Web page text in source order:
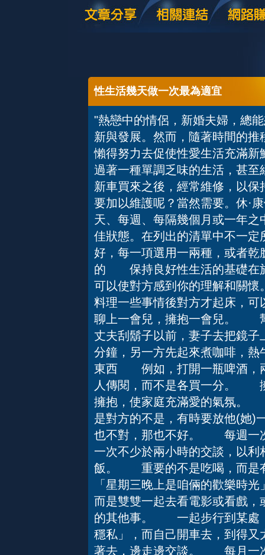
性生活幾天做一次最為適宜
"熱戀中的情侶，新婚夫婦，總
新與發展。然而，隨著時間的
懶得努力去促使性愛生活充滿
過著一種單調乏味的生活，甚
新車買來之後，經常維修，以
要加以維護呢？當然需要。休·
天、每週、每隔幾個月或一年
佳狀態。在列出的清單中不一
好，每一項選用一兩種，或者
的 保持良好性生活的基礎在
可以使對方感到你的理解和
料理一些事情後對方才起床，
聊上一會兒，擁抱一會兒。
丈夫刮鬍子以前，妻子去把鏡
分鐘，另一方先起來煮咖啡，
東西 例如，打開一瓶啤酒，
人傳閱，而不是各買一分。
擁抱，使家庭充滿愛的氣氛
是對方的不是，有時要放他(她)
也不對，那也不好。 每週一
一次不少於兩小時的交談，以
飯。 重要的不是吃喝，而
「星期三晚上是咱倆的歡樂時
而是雙雙一起去看電影或看戲
的其他事。 一起步行到某處
穩私」，而自己開車去，到得
著去，邊走邊交談。 每月一